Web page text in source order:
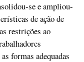
se e ampliou-
de ação de
restrições ao
formas adequadas